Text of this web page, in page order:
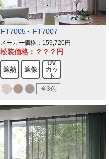
FT7005～FT7007
メーカー価格：159,720
松装価格：？？？
遮熱 遮像
UV
カッ
ト
全3色